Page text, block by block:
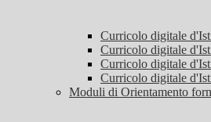
Curricolo digitale
Curricolo digitale
Curricolo digitale
Curricolo digitale
Moduli di Orientamento